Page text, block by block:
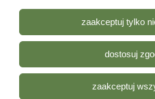
Moje konto
Sklep ze zdrową żywnością -
533 750 361| NIP:
zaakceptuj tylko
dostosuj
zaakceptuj